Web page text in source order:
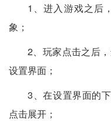
1、进入游戏之后
象；
2、玩家点击之后
设置界面；
3、在设置界面的
点击展开；